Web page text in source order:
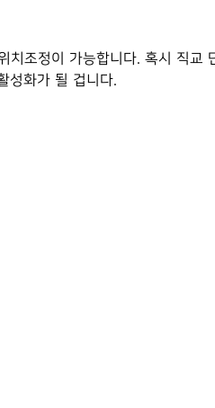
조정이 가능합니다. 혹시 직
성화가 될 겁니다.